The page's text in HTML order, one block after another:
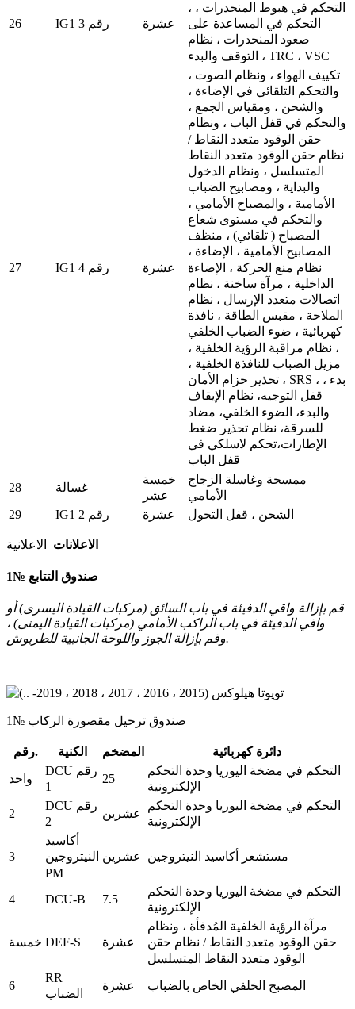
26 IG1 رقم 3 عشرة
، التحكم في هبوط المنحدرات ،
التحكم في المساعدة على
صعود المنحدرات ، نظام
التوقف والبدء ، TRC ، VSC
27 IG1 رقم 4 عشرة
تكييف الهواء ، ونظام الصوت ،
والتحكم التلقائي في الإضاءة ،
والشحن ، ومقياس الجمع ،
والتحكم في قفل الباب ، ونظام
حقن الوقود متعدد النقاط /
نظام حقن الوقود متعدد النقاط
المتسلسل ، ونظام الدخول
والبداية ، ومصابيح الضباب
الأمامية ، والمصباح الأمامي ،
والتحكم في مستوى شعاع
المصباح ( تلقائي) ، منظف
المصابيح الأمامية ، الإضاءة ،
نظام منع الحركة ، الإضاءة
الداخلية ، مرآة ساخنة ، نظام
اتصالات متعدد الإرسال ، نظام
الملاحة ، مقبس الطاقة ، نافذة
كهربائية ، ضوء الضباب الخلفي
، نظام مراقبة الرؤية الخلفية ،
مزيل الضباب للنافذة الخلفية ،
تحذير حزام الأمان ، SRS ، بدء ،
قفل التوجيه، نظام الإيقاف
والبدء، الضوء الخلفي، مضاد
للسرقة، نظام تحذير ضغط
الإطارات،تحكم لاسلكي في
قفل الباب
28 غسالة
خمسة
عشر
ممسحة وغاسلة الزجاج
الأمامي
29
IG1 رقم 2 عشرة الشحن ، قفل التحول
الاعلانات الاعلانية
صندوق التتابع №1
قم بإزالة واقي الدفيئة في باب السائق (مركبات القيادة اليسرى) أو
واقي الدفيئة في باب الراكب الأمامي (مركبات القيادة اليمنى) ،
وقم بإزالة الجوز واللوحة الجانبية للطربوش.
صندوق ترحيل مقصورة الركاب №1
رقم. الكنية المضخم
دائرة كهربائية
واحد
DCU رقم
1
25
التحكم في مضخة اليوريا وحدة التحكم
الإلكترونية
2
DCU رقم
2
عشرين
التحكم في مضخة اليوريا وحدة التحكم
الإلكترونية
3
أكاسيد
النيتروجين
PM
عشرين مستشعر أكاسيد النيتروجين
4 DCU-B 7.5
التحكم في مضخة اليوريا وحدة التحكم
الإلكترونية
خمسة DEF-S عشرة
مرآة الرؤية الخلفية المُدفأة ، ونظام
حقن الوقود متعدد النقاط / نظام حقن
الوقود متعدد النقاط المتسلسل
6
RR
الضباب
عشرة
المصبح الخلفي الخاص بالضباب